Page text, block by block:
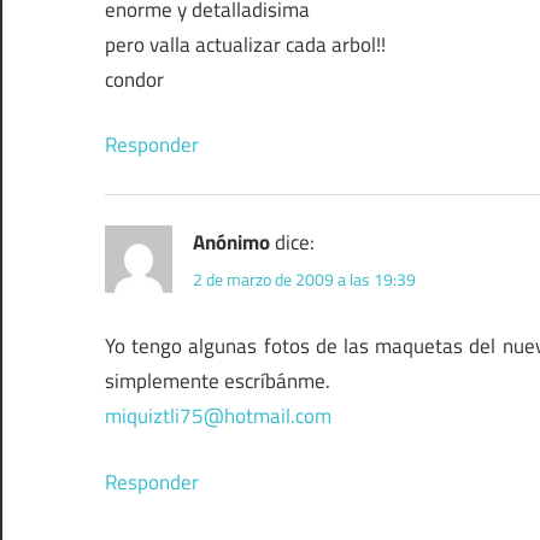
enorme y detalladisima
pero valla actualizar cada arbol!!
condor
Responder
Anónimodice:
2 de marzo de 2009 a las 19:39
Yo tengo algunas fotos de las maquetas del
simplemente escríbánme.
miquiztli75@hotmail.com
Responder